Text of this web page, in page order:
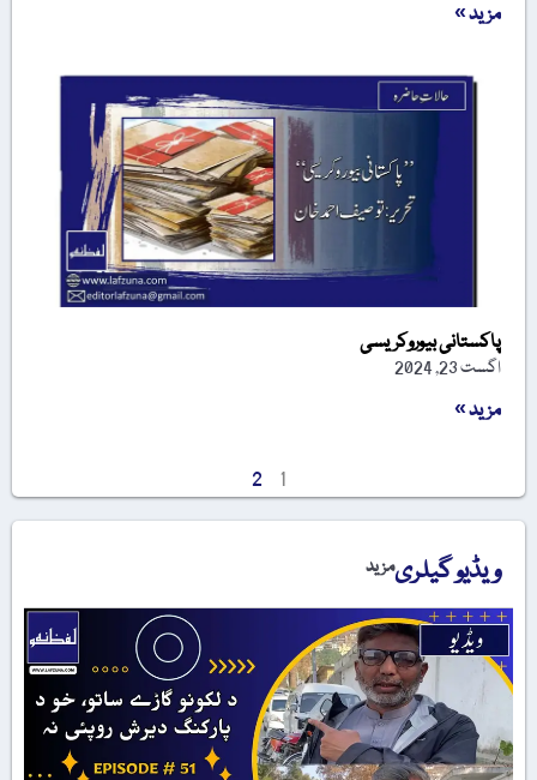
مزید »
پاکستانی بیوروکریسی
اگست 23, 2024
مزید »
1
2
ویڈیو گیلریمزید